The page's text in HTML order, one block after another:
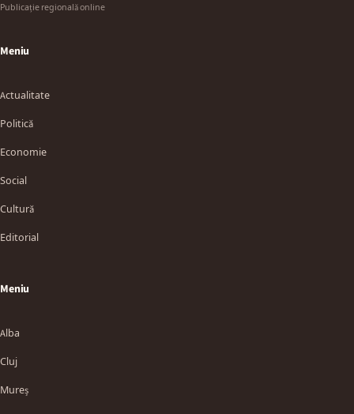
Publicație regională online
Meniu
Actualitate
Politică
Economie
Social
Cultură
Editorial
Meniu
Alba
Cluj
Mureș